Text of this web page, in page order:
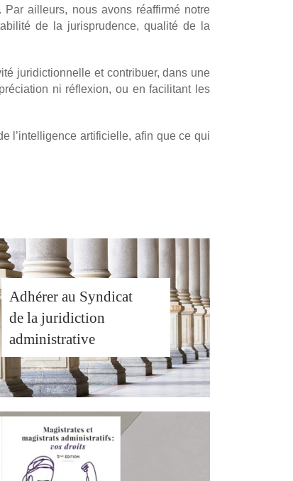
Par ailleurs, nous avons réaffirmé notre
de la jurisprudence, qualité de la
juridictionnelle et contribuer, dans une
ni réflexion, ou en facilitant les
l’intelligence artificielle, afin que ce qui
Adhérer au Syndicat
de la juridiction
administrative